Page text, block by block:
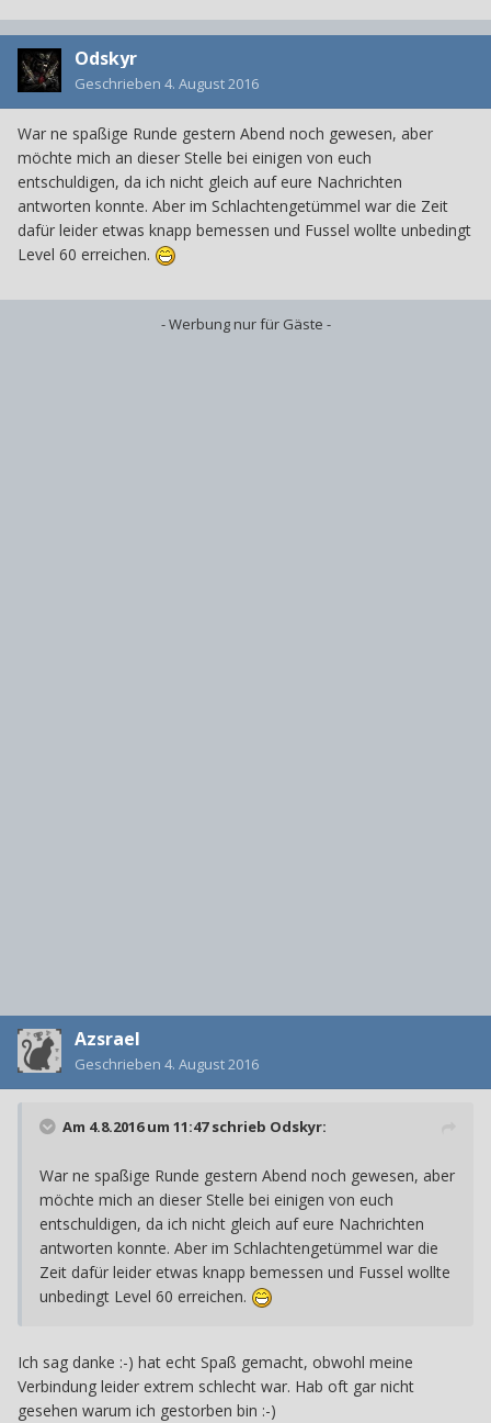
Odskyr
Geschrieben 4. August 2016
War ne spaßige Runde gestern Abend noch gewesen, aber
möchte mich an dieser Stelle bei einigen von euch
entschuldigen, da ich nicht gleich auf eure Nachrichten
antworten konnte. Aber im Schlachtengetümmel war die Zeit
dafür leider etwas knapp bemessen und Fussel wollte unbedingt
Level 60 erreichen.
- Werbung nur für Gäste -
Azsrael
Geschrieben 4. August 2016
Am 4.8.2016 um 11:47 schrieb Odskyr:
War ne spaßige Runde gestern Abend noch gewesen, aber
möchte mich an dieser Stelle bei einigen von euch
entschuldigen, da ich nicht gleich auf eure Nachrichten
antworten konnte. Aber im Schlachtengetümmel war die
Zeit dafür leider etwas knapp bemessen und Fussel wollte
unbedingt Level 60 erreichen.
Ich sag danke :-) hat echt Spaß gemacht, obwohl meine
Verbindung leider extrem schlecht war. Hab oft gar nicht
gesehen warum ich gestorben bin :-)